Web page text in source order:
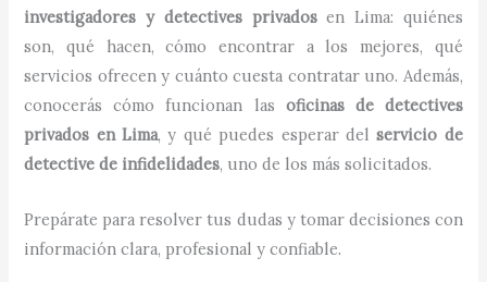
investigadores y detectives privadosen Lima: quiénes
son, qué hacen, cómo encontrar a los mejores, qué
servicios ofrecen y cuánto cuesta contratar uno. Además,
conocerás cómo funcionan las oficinas de detectives
privados en Lima, y qué puedes esperar delservicio de
detective de infidelidades, uno de los más solicitados.
Prepárate para resolver tus dudas y tomar decisiones con
información clara, profesional y confiable.